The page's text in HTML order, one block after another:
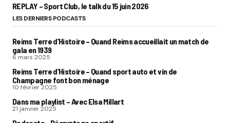
REPLAY – Sport Club, le talk du 15 juin 2026
LES DERNIERS PODCASTS
Reims Terre d’Histoire – Quand Reims accueillait un match de
gala en 1939
6 mars 2025
Reims Terre d’Histoire – Quand sport auto et vin de
Champagne font bon ménage
10 février 2025
Dans ma playlist – Avec Elsa Millart
21 janvier 2025